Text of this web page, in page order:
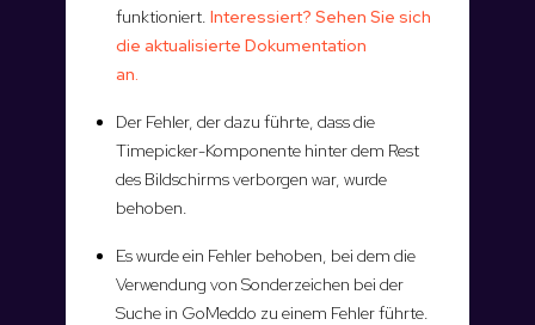
funktioniert. Interessiert? Sehen Sie sich
die aktualisierte Dokumentation
an.
Der Fehler, der dazu führte, dass die
Timepicker-Komponente hinter dem Rest
des Bildschirms verborgen war, wurde
behoben.
Es wurde ein Fehler behoben, bei dem die
Verwendung von Sonderzeichen bei der
Suche in GoMeddo zu einem Fehler führte.